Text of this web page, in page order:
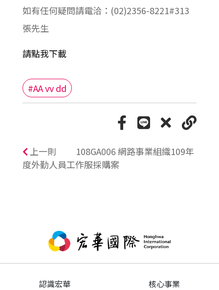
如有任何疑問請電洽：(02)2356-8221#313
張先生
請點我下載
#AA vv dd
上一則
108GA006 網路事業組織109年
度外勤人員工作服採購案
認識宏華 核心事業